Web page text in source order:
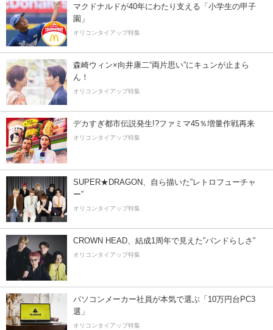
マクドナルドが40年にわたり支える「小学生の甲子
園」
オリコンタイアップ特集
森崎ウィン×向井康二“両片思い”にキュンが止まら
ん！
オリコンタイアップ特集
デカすぎ都市伝説発生!?ファミマ45％増量作戦再来
オリコンタイアップ特集
SUPER★DRAGON、自ら描いた”レトロフューチャ
ー”
オリコンタイアップ特集
CROWN HEAD、結成1周年で見えた”バンドらしさ”
オリコンタイアップ特集
パソコンメーカー社員が本気で選ぶ「10万円台PC3
選」
オリコンタイアップ特集